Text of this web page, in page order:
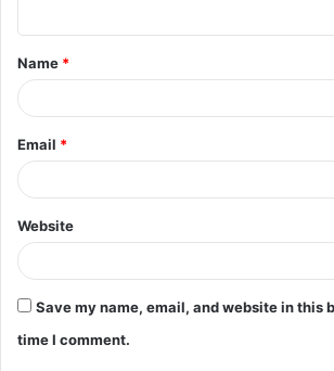
t
*
Name *
Email *
Website
Save my name, email, and website in this
time I comment.